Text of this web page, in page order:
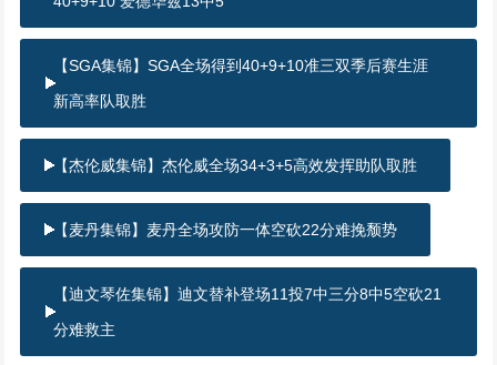
【SGA集锦】SGA全场得到40+9+10准三双季后赛生涯
新高率队取胜
【杰伦威集锦】杰伦威全场34+3+5高效发挥助队取胜
【麦丹集锦】麦丹全场攻防一体空砍22分难挽颓势
【迪文琴佐集锦】迪文替补登场11投7中三分8中5空砍21
分难救主